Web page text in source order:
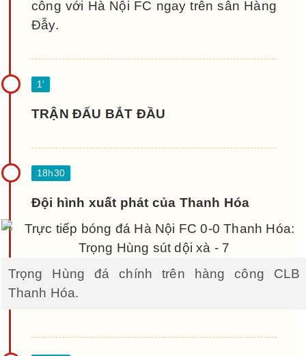
công với Hà Nội FC ngay trên sân Hàng
Đẫy.
TRẬN ĐẤU BẮT ĐẦU
Đội hình xuất phát của Thanh Hóa
Trọng Hùng đá chính trên hàng công CLB
Thanh Hóa.